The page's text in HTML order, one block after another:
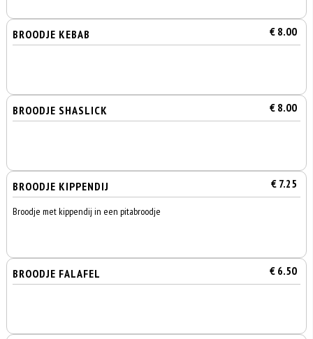
BROODJE KEBAB € 8.00
BROODJE SHASLICK € 8.00
BROODJE KIPPENDIJ € 7.25
Broodje met kippendij in een pitabroodje
BROODJE FALAFEL € 6.50